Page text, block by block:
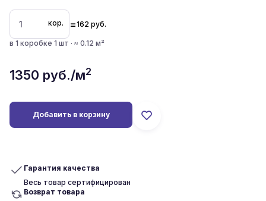
кор. =162 руб.
в 1 коробке 1 шт · ≈ 0.12 м²
1350 руб./м2
Добавить в корзину
Гарантия качества
Весь товар сертифицирован
Возврат товара